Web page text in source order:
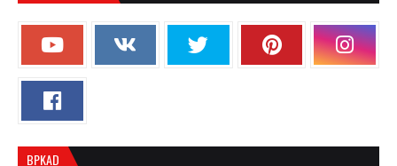
BPKAD